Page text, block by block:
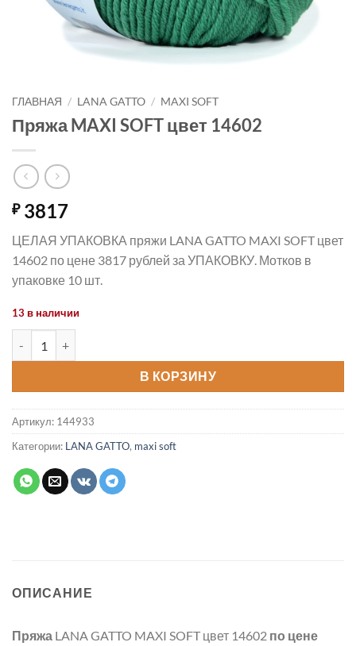
ГЛАВНАЯ / LANA GATTO / MAXI SOFT
Пряжа MAXI SOFT цвет 14602
₽3817
ЦЕЛАЯ УПАКОВКА пряжи LANA GATTO MAXI SOFT цвет
14602 по цене 3817 рублей за УПАКОВКУ. Мотков в
упаковке 10 шт.
13 в наличии
В КОРЗИНУ
Артикул: 144933
Категории: LANA GATTO, maxi soft
ОПИСАНИЕ
Пряжа LANA GATTO MAXI SOFT цвет 14602 по цене